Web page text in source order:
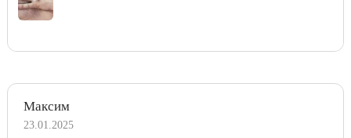
Максим
23.01.2025